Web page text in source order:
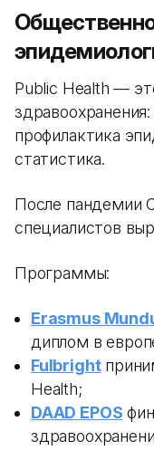
Public Health —
профилактика
статистика.
После пандемии
специалистов
Программы:
Erasmus
диплом в
Fulbright
Health;
DAAD EPOS